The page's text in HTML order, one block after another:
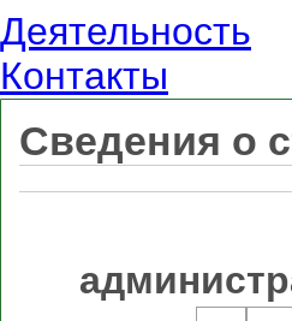
Деятельность
Контакты
Сведения о